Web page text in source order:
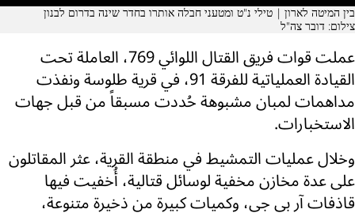
בין המיטה לארון | טילי נ"ט ומטעני חבלה אותרו בחדר שינה בדרום לבנון
צילום: דובר צה"ל
عملت قوات فريق القتال اللوائي 769، العاملة تحت
القيادة العملياتية للفرقة 91، في قرية طلوسة ونفذت
مداهمات لمبان مشبوهة حُددت مسبقاً من قبل جهات
الاستخبارات.
وخلال عمليات التمشيط في منطقة القرية، عثر المقاتلون
على عدة مخازن مخفية لوسائل قتالية، أُخفيت فيها
قاذفات آر بي جي، وكميات كبيرة من ذخيرة متنوعة،